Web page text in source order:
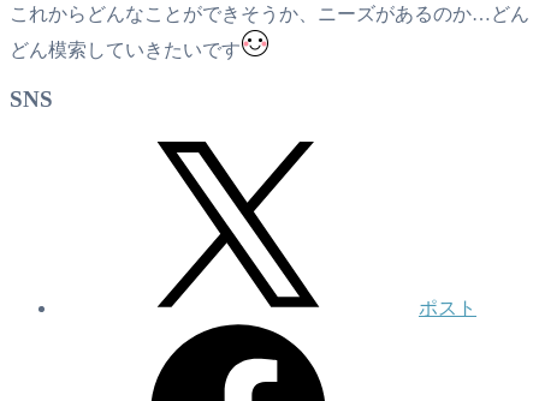
これからどんなことができそうか、ニーズがあるのか…どん
どん模索していきたいです
SNS
ポスト